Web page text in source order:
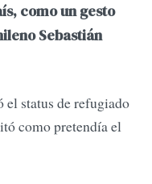
como un gesto
Sebastián
status de refugiado
como pretendía el